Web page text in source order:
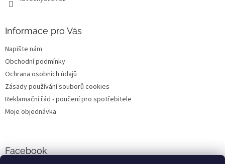
Informace pro Vás
Napište nám
Obchodní podmínky
Ochrana osobních údajů
Zásady používání souborů cookies
Reklamační řád - poučení pro spotřebitele
Moje objednávka
Facebook